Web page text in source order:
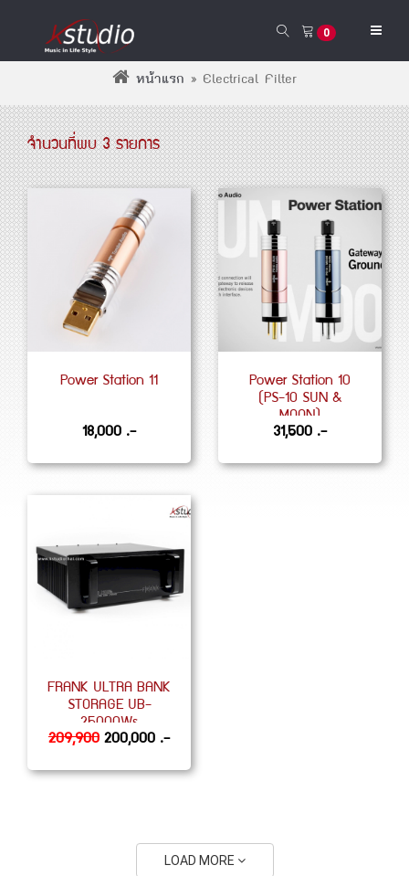
0
หน้าแรก » Electrical Filter
จำนวนที่พบ 3 รายการ
Power Station 11
18,000 .-
Power Station 10
(PS-10 SUN &
MOON)
31,500 .-
FRANK ULTRA BANK
STORAGE UB-
25000Ws
209,900200,000 .-
LOAD MORE